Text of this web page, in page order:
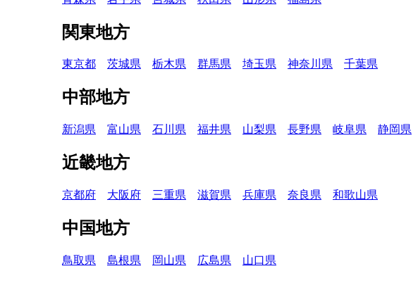
関東地方
東京都 茨城県 栃木県 群馬県 埼玉県 神奈川県 千葉県
中部地方
新潟県 富山県 石川県 福井県 山梨県 長野県 岐阜県 静岡県
近畿地方
京都府 大阪府 三重県 滋賀県 兵庫県 奈良県 和歌山県
中国地方
鳥取県 島根県 岡山県 広島県 山口県